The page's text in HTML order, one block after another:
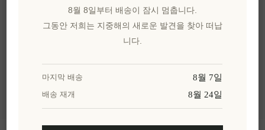
인기 태그
8월 8일부터 배송이 잠시 멈춥니다.
그동안 저희는 지중해의 새로운 발견을 찾아 떠납
니다.
마지막 배송 8월 7일
배송 재개 8월 24일